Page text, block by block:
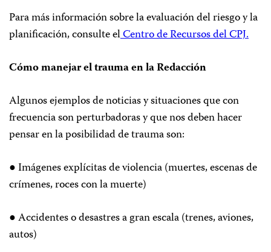
Para más información sobre la evaluación del riesgo y la
planificación, consulte elCentro de Recursos del CPJ.
Cómo manejar el trauma en la Redacción
Algunos ejemplos de noticias y situaciones que con
frecuencia son perturbadoras y que nos deben hacer
pensar en la posibilidad de trauma son:
● Imágenes explícitas de violencia (muertes, escenas de
crímenes, roces con la muerte)
● Accidentes o desastres a gran escala (trenes, aviones,
autos)